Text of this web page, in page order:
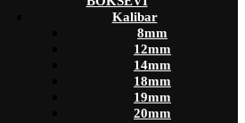
Kalibar
8mm
12mm
14mm
18mm
19mm
20mm